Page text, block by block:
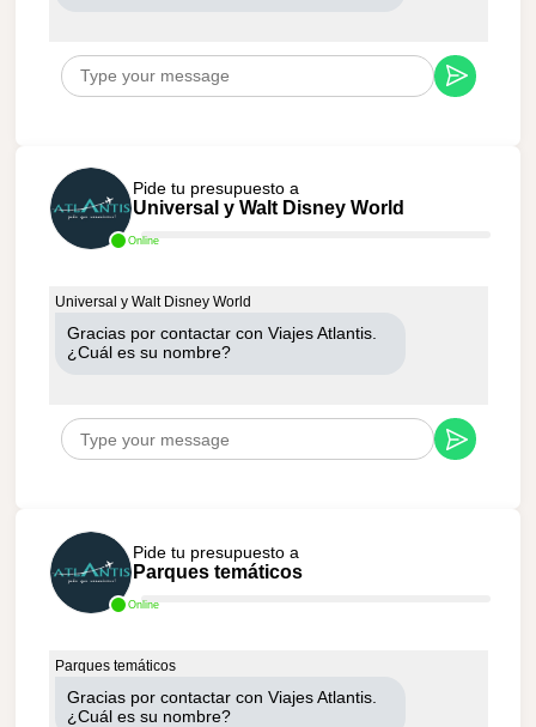
Online
Pide tu presupuesto a
Universal y Walt Disney World
Universal y Walt Disney World
Gracias por contactar con Viajes Atlantis.
¿Cuál es su nombre?
Online
Pide tu presupuesto a
Parques temáticos
Parques temáticos
Gracias por contactar con Viajes Atlantis.
¿Cuál es su nombre?